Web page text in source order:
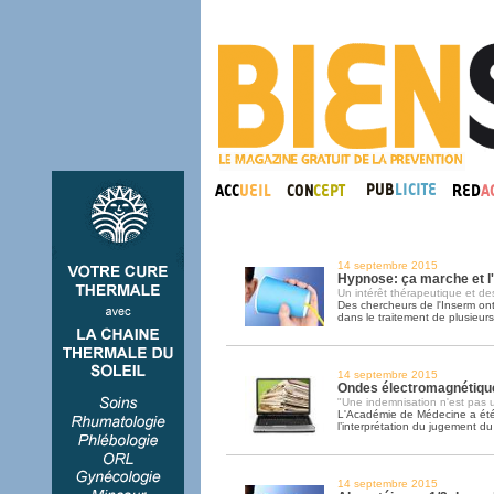
14 septembre 2015
Hypnose: ça marche et
Un intérêt thérapeutique et
Des chercheurs de l'Inserm
dans le traitement de
14 septembre 2015
Ondes
"Une indemnisation n'est pas
L'Académie de Médecine a
l’interprétation du jugement
14 septembre 2015